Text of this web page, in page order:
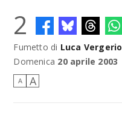
2
Fumetto di Luca Vergerio
Domenica 20 aprile 2003
A A